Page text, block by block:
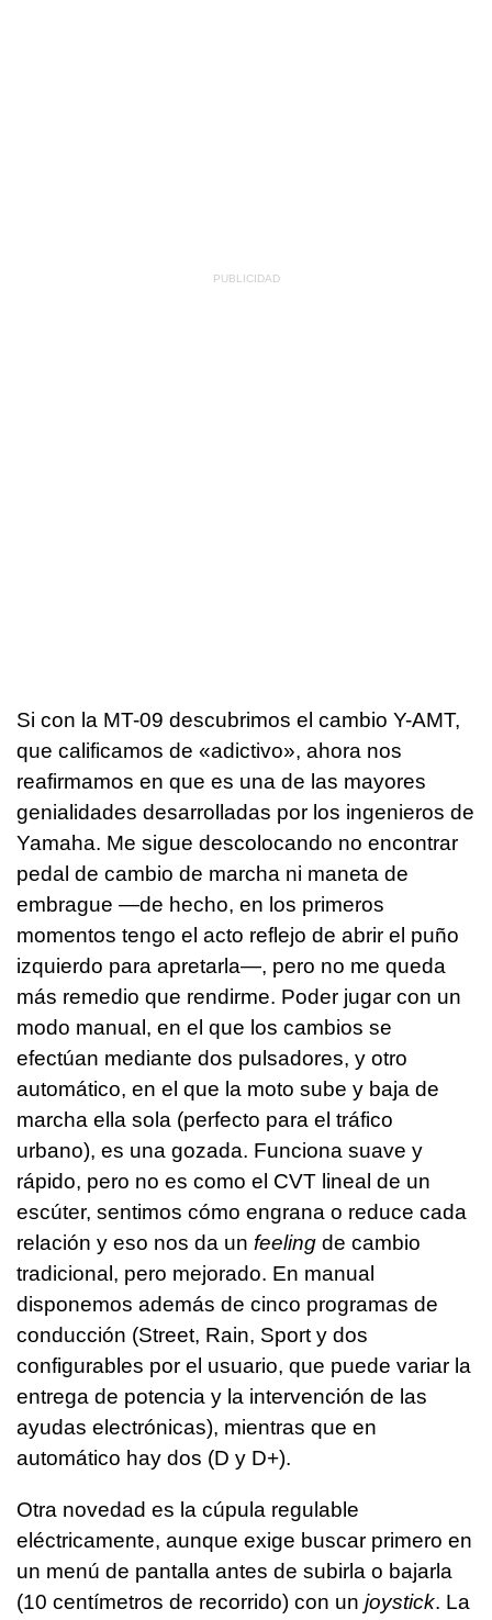
Si con la MT-09 descubrimos el cambio Y-AMT,
que calificamos de «adictivo», ahora nos
reafirmamos en que es una de las mayores
genialidades desarrolladas por los ingenieros de
Yamaha. Me sigue descolocando no encontrar
pedal de cambio de marcha ni maneta de
embrague —de hecho, en los primeros
momentos tengo el acto reflejo de abrir el puño
izquierdo para apretarla—, pero no me queda
más remedio que rendirme. Poder jugar con un
modo manual, en el que los cambios se
efectúan mediante dos pulsadores, y otro
automático, en el que la moto sube y baja de
marcha ella sola (perfecto para el tráfico
urbano), es una gozada. Funciona suave y
rápido, pero no es como el CVT lineal de un
escúter, sentimos cómo engrana o reduce cada
relación y eso nos da un feeling de cambio
tradicional, pero mejorado. En manual
disponemos además de cinco programas de
conducción (Street, Rain, Sport y dos
configurables por el usuario, que puede variar la
entrega de potencia y la intervención de las
ayudas electrónicas), mientras que en
automático hay dos (D y D+).
Otra novedad es la cúpula regulable
eléctricamente, aunque exige buscar primero en
un menú de pantalla antes de subirla o bajarla
(10 centímetros de recorrido) con un joystick. La